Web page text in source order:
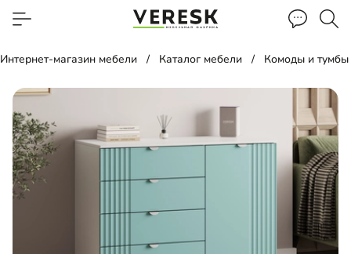
Интернет-магазин мебели Каталог мебели Комоды и тумбы